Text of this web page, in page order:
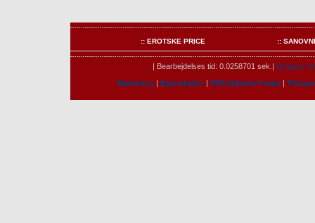
:: EROTSKE PRICE ::
| Bearbejdelses tid: 0.0258701 sek.| Brugere
Marketing | Egenskaber | RSS Nyheds Feeds |